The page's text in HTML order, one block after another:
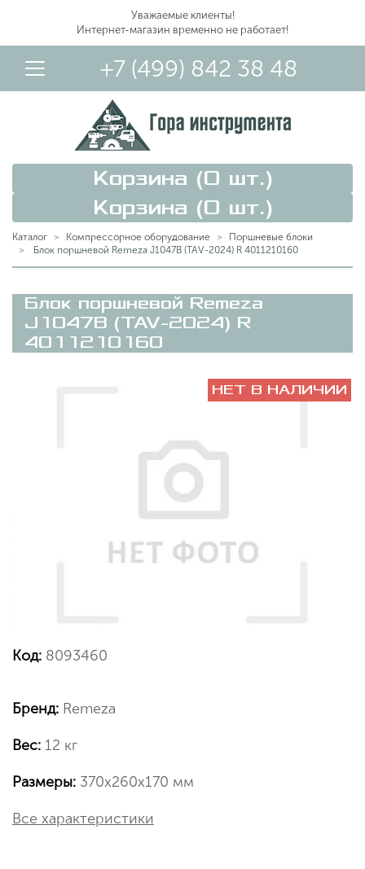
Уважаемые клиенты!
Интернет-магазин временно не работает!
+7 (499) 842 38 48
Вход в Личный Кабинет
Корзина (0 шт.)
Корзина (0 шт.)
Каталог Компрессорное оборудование
Поршневые блоки
Блок поршневой Remeza J1047B (TAV-2024) R 4011210160
Блок поршневой Remeza
J1047B (TAV-2024) R
4011210160
НЕТ В НАЛИЧИИ
Код: 8093460
Бренд: Remeza
Вес: 12 кг
Размеры: 370х260х170 мм
Все характеристики